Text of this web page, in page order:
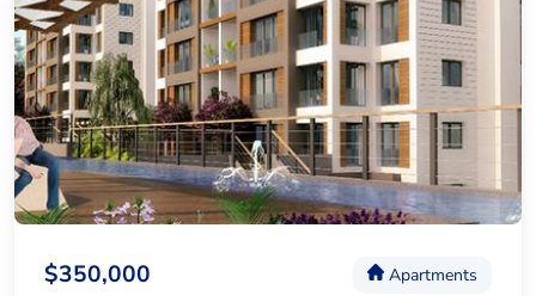
Apartments
$350,000